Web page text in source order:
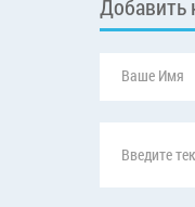
Добавить